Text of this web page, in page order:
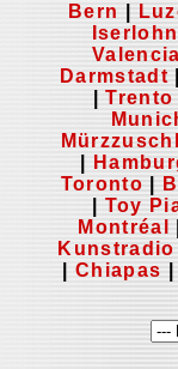
Bern
Iserlohn
Valencia
Darmstadt
|Trento
Toronto
Toy
Montréal
Kunstradio
Chiapas